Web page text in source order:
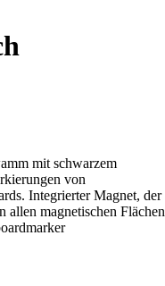
mit schwarzem
von
Integrierter Magnet, der
allen magnetischen Flächen